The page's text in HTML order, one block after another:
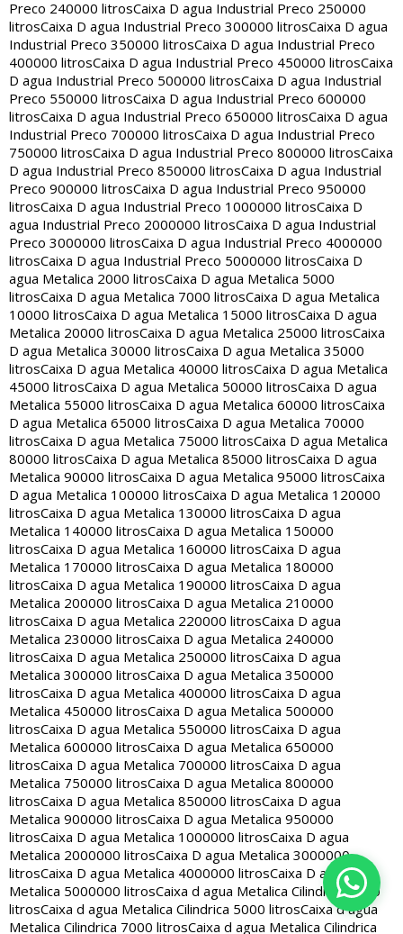
Preco 240000 litrosCaixa D agua Industrial Preco 250000
litrosCaixa D agua Industrial Preco 300000 litrosCaixa D agua
Industrial Preco 350000 litrosCaixa D agua Industrial Preco
400000 litrosCaixa D agua Industrial Preco 450000 litrosCaixa
D agua Industrial Preco 500000 litrosCaixa D agua Industrial
Preco 550000 litrosCaixa D agua Industrial Preco 600000
litrosCaixa D agua Industrial Preco 650000 litrosCaixa D agua
Industrial Preco 700000 litrosCaixa D agua Industrial Preco
750000 litrosCaixa D agua Industrial Preco 800000 litrosCaixa
D agua Industrial Preco 850000 litrosCaixa D agua Industrial
Preco 900000 litrosCaixa D agua Industrial Preco 950000
litrosCaixa D agua Industrial Preco 1000000 litrosCaixa D
agua Industrial Preco 2000000 litrosCaixa D agua Industrial
Preco 3000000 litrosCaixa D agua Industrial Preco 4000000
litrosCaixa D agua Industrial Preco 5000000 litrosCaixa D
agua Metalica 2000 litrosCaixa D agua Metalica 5000
litrosCaixa D agua Metalica 7000 litrosCaixa D agua Metalica
10000 litrosCaixa D agua Metalica 15000 litrosCaixa D agua
Metalica 20000 litrosCaixa D agua Metalica 25000 litrosCaixa
D agua Metalica 30000 litrosCaixa D agua Metalica 35000
litrosCaixa D agua Metalica 40000 litrosCaixa D agua Metalica
45000 litrosCaixa D agua Metalica 50000 litrosCaixa D agua
Metalica 55000 litrosCaixa D agua Metalica 60000 litrosCaixa
D agua Metalica 65000 litrosCaixa D agua Metalica 70000
litrosCaixa D agua Metalica 75000 litrosCaixa D agua Metalica
80000 litrosCaixa D agua Metalica 85000 litrosCaixa D agua
Metalica 90000 litrosCaixa D agua Metalica 95000 litrosCaixa
D agua Metalica 100000 litrosCaixa D agua Metalica 120000
litrosCaixa D agua Metalica 130000 litrosCaixa D agua
Metalica 140000 litrosCaixa D agua Metalica 150000
litrosCaixa D agua Metalica 160000 litrosCaixa D agua
Metalica 170000 litrosCaixa D agua Metalica 180000
litrosCaixa D agua Metalica 190000 litrosCaixa D agua
Metalica 200000 litrosCaixa D agua Metalica 210000
litrosCaixa D agua Metalica 220000 litrosCaixa D agua
Metalica 230000 litrosCaixa D agua Metalica 240000
litrosCaixa D agua Metalica 250000 litrosCaixa D agua
Metalica 300000 litrosCaixa D agua Metalica 350000
litrosCaixa D agua Metalica 400000 litrosCaixa D agua
Metalica 450000 litrosCaixa D agua Metalica 500000
litrosCaixa D agua Metalica 550000 litrosCaixa D agua
Metalica 600000 litrosCaixa D agua Metalica 650000
litrosCaixa D agua Metalica 700000 litrosCaixa D agua
Metalica 750000 litrosCaixa D agua Metalica 800000
litrosCaixa D agua Metalica 850000 litrosCaixa D agua
Metalica 900000 litrosCaixa D agua Metalica 950000
litrosCaixa D agua Metalica 1000000 litrosCaixa D agua
Metalica 2000000 litrosCaixa D agua Metalica 3000000
litrosCaixa D agua Metalica 4000000 litrosCaixa D agua
Metalica 5000000 litrosCaixa d agua Metalica Cilindrica 2000
litrosCaixa d agua Metalica Cilindrica 5000 litrosCaixa d agua
Metalica Cilindrica 7000 litrosCaixa d agua Metalica Cilindrica